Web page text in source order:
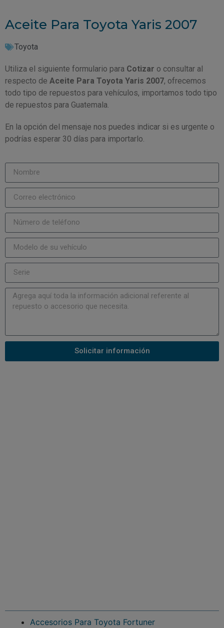
Aceite Para Toyota Yaris 2007
Toyota
Utiliza el siguiente formulario para Cotizar o consultar al
respecto de Aceite Para Toyota Yaris 2007, ofrecemos
todo tipo de repuestos para vehículos, importamos todo tipo
de repuestos para Guatemala.
En la opción del mensaje nos puedes indicar si es urgente o
podrías esperar 30 días para importarlo.
Solicitar información
Accesorios Para Toyota Fortuner